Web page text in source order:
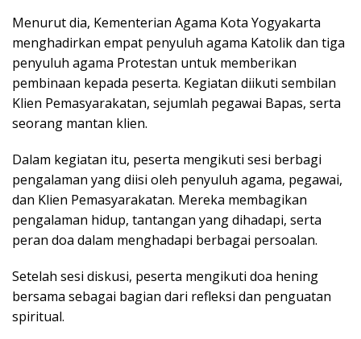
Menurut dia, Kementerian Agama Kota Yogyakarta
menghadirkan empat penyuluh agama Katolik dan tiga
penyuluh agama Protestan untuk memberikan
pembinaan kepada peserta. Kegiatan diikuti sembilan
Klien Pemasyarakatan, sejumlah pegawai Bapas, serta
seorang mantan klien.
Dalam kegiatan itu, peserta mengikuti sesi berbagi
pengalaman yang diisi oleh penyuluh agama, pegawai,
dan Klien Pemasyarakatan. Mereka membagikan
pengalaman hidup, tantangan yang dihadapi, serta
peran doa dalam menghadapi berbagai persoalan.
Setelah sesi diskusi, peserta mengikuti doa hening
bersama sebagai bagian dari refleksi dan penguatan
spiritual.